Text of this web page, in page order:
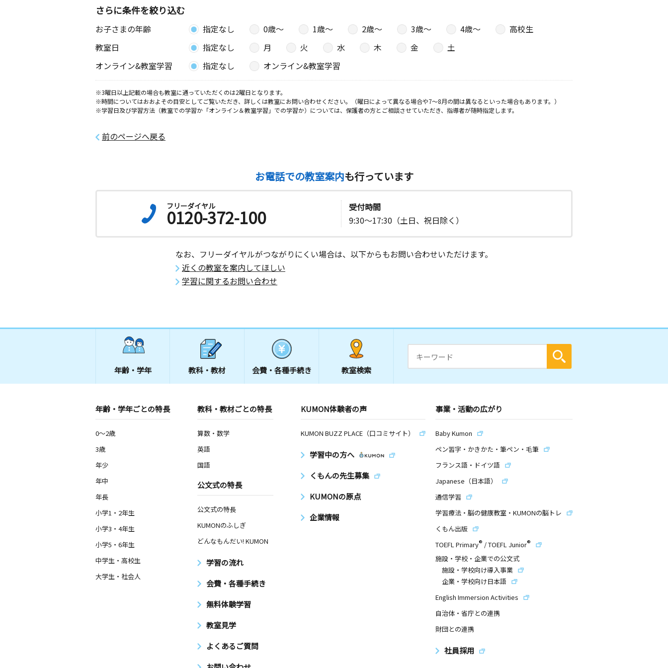
さらに条件を絞り込む
お子さまの年齢 指定なし 0歳〜 1歳〜 2歳〜 3歳〜 4歳〜
高校生
教室日
指定なし 月 火 水 木 金
土
オンライン&教室学習
指定なし オンライン&教室学習
※3曜日以上記載の場合も教室に通っていただくのは2曜日となります。
※時間についてはおおよその目安としてご覧いただき、詳しくは教室にお問い合わせください。（曜日によって異なる場合や7～8月の間は異なるといった場合もあります。）
※学習日及び学習方法（教室での学習か「オンライン＆教室学習」での学習か）については、保護者の方とご相談させていただき、指導者が随時指定します。
前のページへ戻る
お電話での教室案内も行っています
フリーダイヤル
0120-372-100
受付時間
9:30～17:30（土日、祝日除く）
なお、フリーダイヤルがつながりにくい場合は、以下からもお問い合わせいただけます。
近くの教室を案内してほしい
学習に関するお問い合わせ
年齢・学年 教科・教材 会費・ 各種手続き 教室検索
年齢・学年ごとの特長
0～2歳
3歳
年少
年中
年長
小学1・2年生
小学3・4年生
小学5・6年生
中学生・高校生
大学生・社会人
教科・教材ごとの特長
算数・数学
英語
国語
公文式の特長
公文式の特長
KUMONのふしぎ
どんなもんだい! KUMON
学習の流れ
会費・各種手続き
無料体験学習
教室見学
よくあるご質問
KUMON体験者の声
KUMON BUZZ PLACE（口コミサイト）
学習中の方へ
くもんの先生募集
KUMONの原点
企業情報
事業・活動の広がり
Baby Kumon
ペン習字・かきかた・筆ペン・毛筆
フランス語・ドイツ語
Japanese（日本語）
通信学習
学習療法・脳の健康教室・KUMONの脳トレ
くもん出版
TOEFL Primary® /TOEFL Junior®
施設・学校・企業での公文式
施設・学校向け導入事業
企業・学校向け日本語
English Immersion Activities
自治体・省庁との連携
財団との連携
社員採用